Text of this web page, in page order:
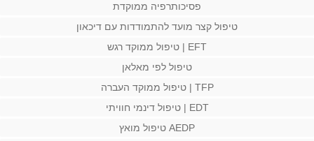
פסיכותרפיה ממוקדת
טיפול קצר מועד להתמודדות עם דיכאון
EFT | טיפול ממוקד רגש
טיפול לפי מאלאן
TFP | טיפול ממוקד העברה
EDT | טיפול דינמי חוויתי
AEDP טיפול מואץ